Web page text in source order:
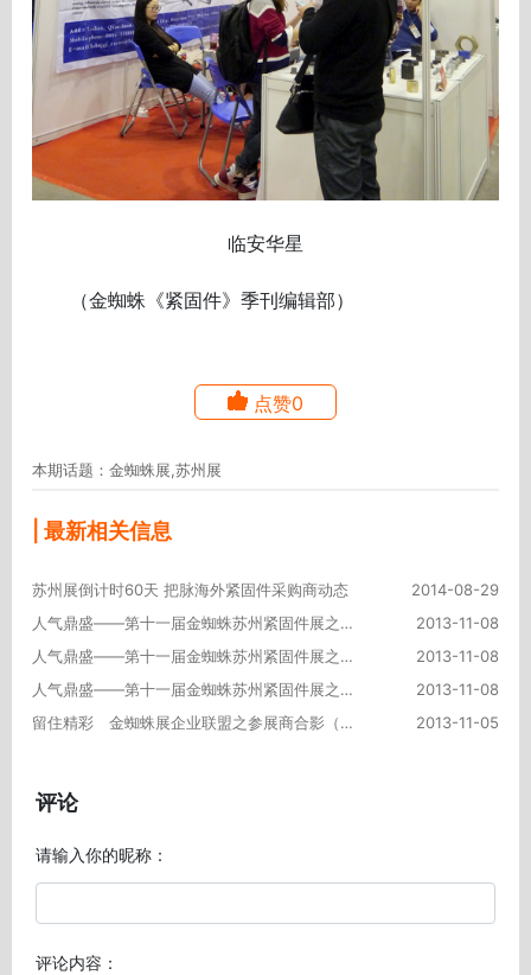
临安华星
（金蜘蛛《紧固件》季刊编辑部）
点赞0
本期话题：金蜘蛛展,苏州展
| 最新相关信息
苏州展倒计时60天 把脉海外紧固件采购商动态
2014-08-29
人气鼎盛——第十一届金蜘蛛苏州紧固件展之人气标摊（三）
2013-11-08
人气鼎盛——第十一届金蜘蛛苏州紧固件展之人气标摊（二）
2013-11-08
人气鼎盛——第十一届金蜘蛛苏州紧固件展之人气标摊（一）
2013-11-08
留住精彩 金蜘蛛展企业联盟之参展商合影（三）
2013-11-05
评论
请输入你的昵称：
评论内容：